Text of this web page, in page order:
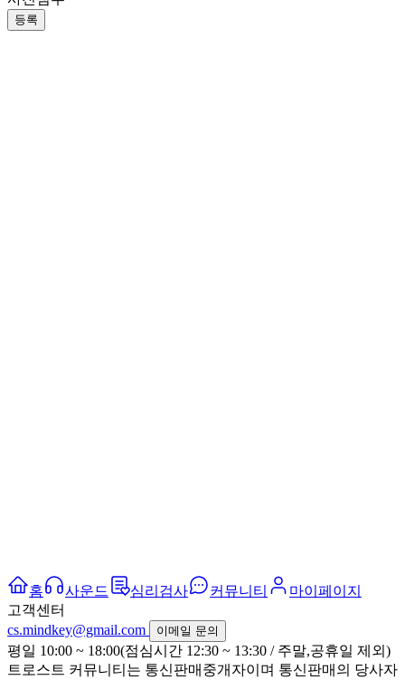
등록
홈 사운드 심리검사 커뮤니티
마이페이지
고객센터
cs.mindkey@gmail.com
이메일 문의
평일 10:00 ~ 18:00(점심시간 12:30 ~ 13:30 / 주말,공휴일 제외)
트로스트 커뮤니티는 통신판매중개자이며 통신판매의 당사자